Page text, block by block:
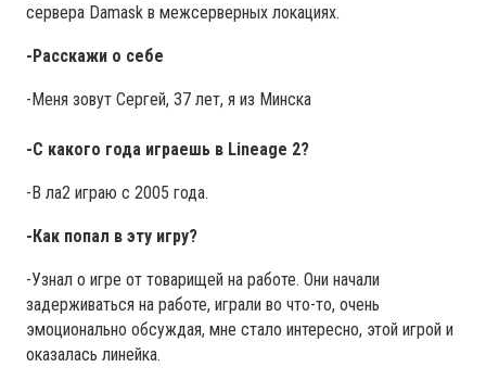
сервера Damask в межсерверных локациях.
-Расскажи о себе
-Меня зовут Сергей, 37 лет, я из Минска
-С какого года играешь в Lineage 2?
-В ла2 играю с 2005 года.
-Как попал в эту игру?
-Узнал о игре от товарищей на работе. Они начали
задерживаться на работе, играли во что-то, очень
эмоционально обсуждая, мне стало интересно, этой игрой и
оказалась линейка.